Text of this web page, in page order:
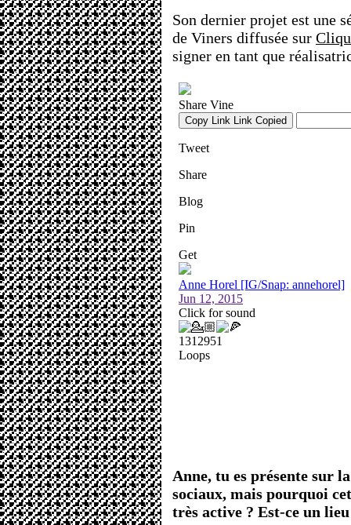
Son dernier projet est une
de Viners diffusée sur
signer en tant que
Anne, tu es présente sur
sociaux, mais pourquoi
très active ? Est-ce un